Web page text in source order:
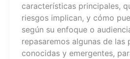
características principales,
riesgos implican, y cómo
según su enfoque o
repasaremos algunas de las
conocidas y emergentes,